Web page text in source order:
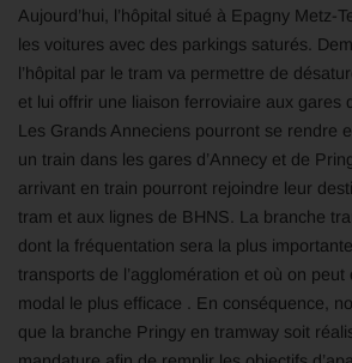
Aujourd’hui, l’hôpital situé à Epagny Metz-
les voitures avec des parkings saturés.
l’hôpital par le tram va permettre de
et lui offrir une liaison ferroviaire aux gares
Les Grands Anneciens pourront se rendre
un train dans les gares d’Annecy et de
arrivant en train pourront rejoindre leur
tram et aux lignes de BHNS. La branche
dont la fréquentation sera la plus
transports de l’agglomération et où on
modal le plus efficace . En conséquence,
que la branche Pringy en tramway soit